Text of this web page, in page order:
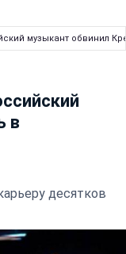
музыкант обвинил
в
десятков